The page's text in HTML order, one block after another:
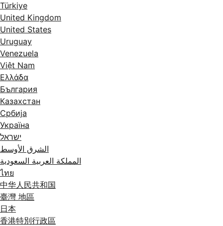
Türkiye
United Kingdom
United States
Uruguay
Venezuela
Việt Nam
Ελλάδα
България
Казахстан
Србија
Україна
ישראל
الشرق الأوسط
المملكة العربية السعودية
ไทย
中华人民共和国
臺灣 地區
日本
香港特別行政區